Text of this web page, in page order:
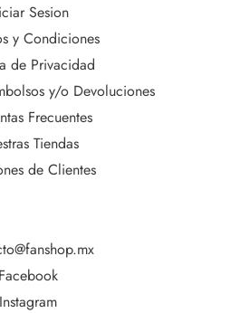
Sesion
y Condiciones
de Privacidad
y/o Devoluciones
Frecuentes
Tiendas
de Clientes
Facebook
Instagram